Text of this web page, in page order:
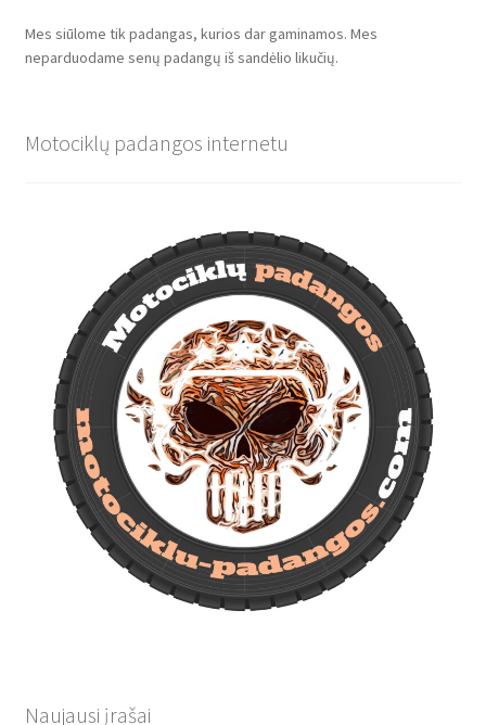
Mes siūlome tik padangas, kurios dar gaminamos. Mes
neparduodame senų padangų iš sandėlio likučių.
Motociklų padangos internetu
Naujausi įrašai